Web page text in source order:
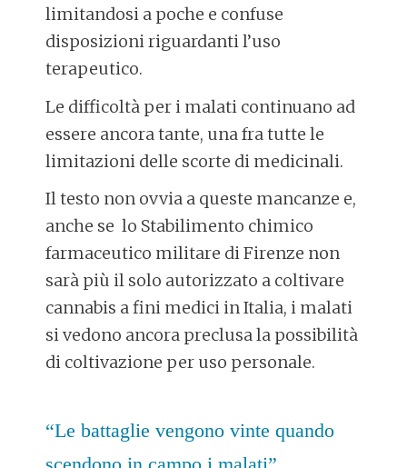
limitandosi a poche e confuse
disposizioni riguardanti l’uso
terapeutico.
Le difficoltà per i malati continuano ad
essere ancora tante, una fra tutte le
limitazioni delle scorte di medicinali.
Il testo non ovvia a queste mancanze e,
anche se lo Stabilimento chimico
farmaceutico militare di Firenze non
sarà più il solo autorizzato a coltivare
cannabis a fini medici in Italia, i malati
si vedono ancora preclusa la possibilità
di coltivazione per uso personale.
“Le battaglie vengono vinte quando